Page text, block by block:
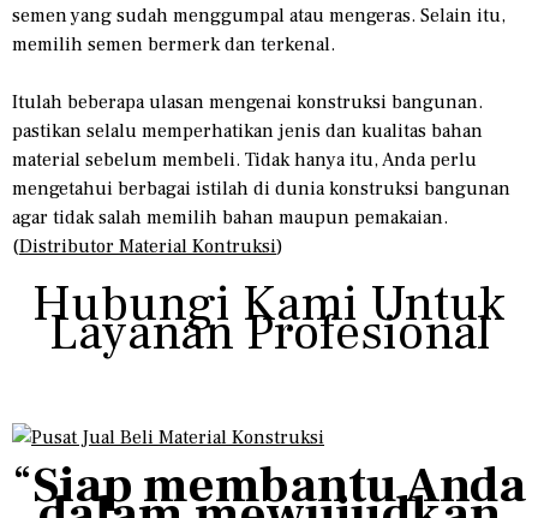
semen yang sudah menggumpal atau mengeras. Selain itu,
memilih semen bermerk dan terkenal.
Itulah beberapa ulasan mengenai konstruksi bangunan.
pastikan selalu memperhatikan jenis dan kualitas bahan
material sebelum membeli. Tidak hanya itu, Anda perlu
mengetahui berbagai istilah di dunia konstruksi bangunan
agar tidak salah memilih bahan maupun pemakaian.
(Distributor Material Kontruksi)
Hubungi Kami Untuk
Layanan Profesional
“Siap membantu Anda